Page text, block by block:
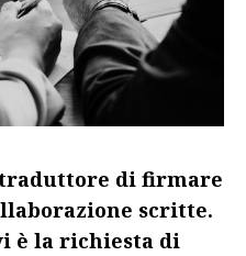
traduttore di firmare
scritte.
è la richiesta di